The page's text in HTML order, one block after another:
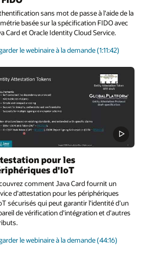
sans mot de passe à l'aide de la
basée sur la spécification FIDO avec
Card et Oracle Identity Cloud Service.
le webinaire à la demandesur
des
utilisateurs
(1:11:42)
pour les
d'IoT
comment Java Card fournit un
d'attestation pour les périphériques
sécurisés qui peut garantir l'identité d'un
de vérification d'intégration et d'autres
le webinaire à la demandesur
(44:16)